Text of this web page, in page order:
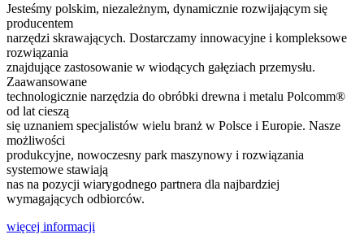
Jesteśmy polskim, niezależnym, dynamicznie rozwijającym się
producentem
narzędzi skrawających. Dostarczamy innowacyjne i kompleksowe
rozwiązania
znajdujące zastosowanie w wiodących gałęziach przemysłu.
Zaawansowane
technologicznie narzędzia do obróbki drewna i metalu Polcomm®
od lat cieszą
się uznaniem specjalistów wielu branż w Polsce i Europie. Nasze
możliwości
produkcyjne, nowoczesny park maszynowy i rozwiązania
systemowe stawiają
nas na pozycji wiarygodnego partnera dla najbardziej
wymagających odbiorców.
więcej informacji